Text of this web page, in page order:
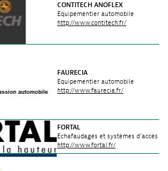
CONTITECH ANOFLEX
Equipementier automobile
http://www.contitech.fr/
FAURECIA
Equipementier automobile
http://www.faurecia.fr/
FORTAL
Echafaudages et systèmes d’accès
http://www.fortal.fr/